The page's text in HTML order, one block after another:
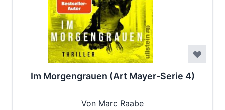
Im Morgengrauen (Art Mayer-Serie 4)
Von Marc Raabe